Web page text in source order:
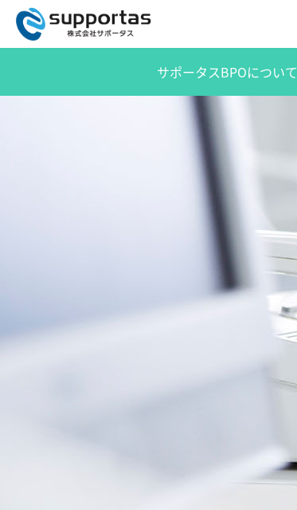
サポータスBPOについて